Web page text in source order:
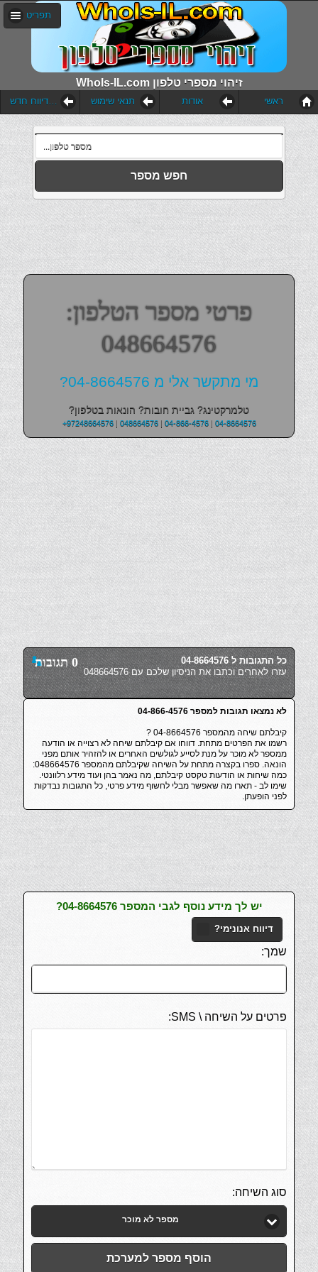
WhoIs-IL.com זיהוי מספרי טלפון
תפריט
הוסף דיווח חדש תנאי שימוש אודות ראשי
חפש מספר
פרטי מספר הטלפון:
048664576
מי מתקשר אלי מ 04-8664576?
טלמרקטינג? גביית חובות? הונאות בטלפון?
+97248664576| 048664576| 04-866-4576| 04-8664576
0 תגובות
כל התגובות ל 04-8664576
עזרו לאחרים וכתבו את הניסיון שלכם עם 048664576
לא נמצאו תגובות למספר 04-866-4576
קיבלתם שיחה מהמספר 04-8664576 ?
רשמו את הפרטים מתחת. דווחו אם קיבלתם שיחה לא רצוייה או הודעה
ממספר לא מוכר על מנת לסייע לגולשים האחרים או להזהיר אותם מפני
הונאה. ספרו בקצרה מתחת על השיחה שקיבלתם מהמספר 048664576:
כמה שיחות או הודעות טקסט קיבלתם, מה נאמר בהן ועוד מידע רלוונטי.
שימו לב - תארו מה שאפשר מבלי לחשוף מידע פרטי, כל התגובות נבדקות
לפני הופעתן.
יש לך מידע נוסף לגבי המספר 04-8664576?
דיווח אנונימי?
שמך:
פרטים על השיחה \ SMS:
סוג השיחה:
מספר לא מוכר
הוסף מספר למערכת